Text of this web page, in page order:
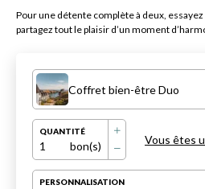
Pour une détente complète à deux,
partagez tout le plaisir d’un moment
Coffret bien-être Duo
QUANTITÉ
1 bon(s) Vous êtes
PERSONNALISATION